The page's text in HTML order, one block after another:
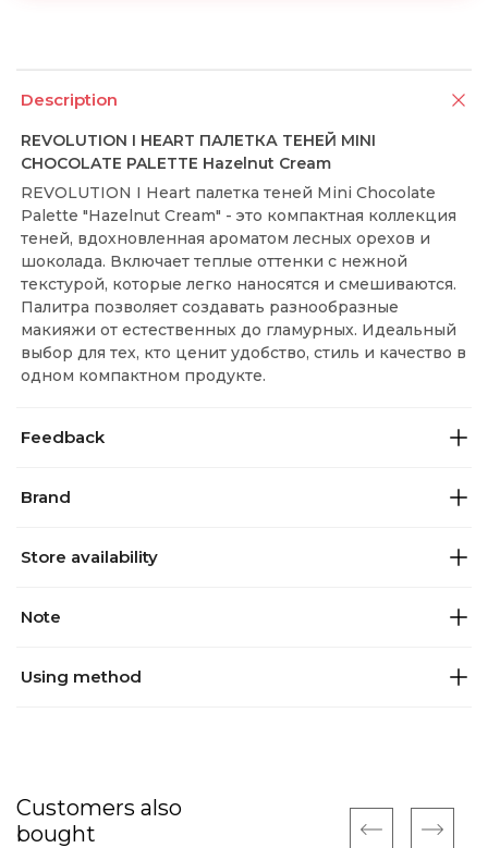
Description
REVOLUTION I HEART ПАЛЕТКА ТЕНЕЙ MINI
CHOCOLATE PALETTE Hazelnut Cream
REVOLUTION I Heart палетка теней Mini Chocolate
Palette "Hazelnut Cream" - это компактная коллекция
теней, вдохновленная ароматом лесных орехов и
шоколада. Включает теплые оттенки с нежной
текстурой, которые легко наносятся и смешиваются.
Палитра позволяет создавать разнообразные
макияжи от естественных до гламурных. Идеальный
выбор для тех, кто ценит удобство, стиль и качество в
одном компактном продукте.
Feedback
Brand
Store availability
Note
Using method
Customers also
bought